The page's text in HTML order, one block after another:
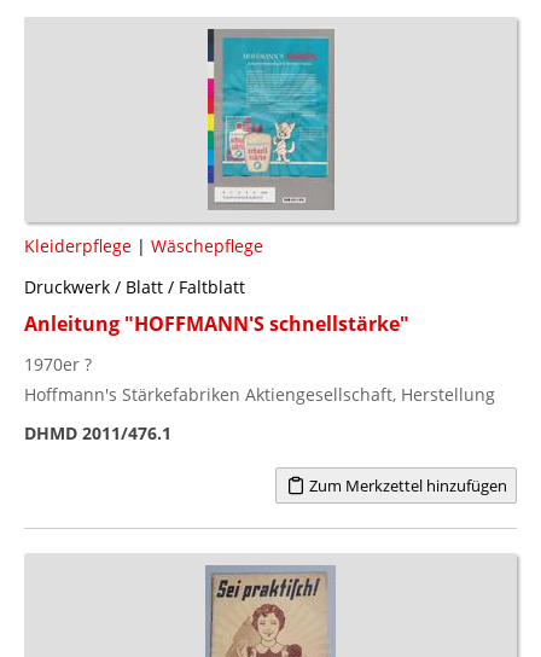
Kleiderpflege | Wäschepflege
Druckwerk / Blatt / Faltblatt
Anleitung "HOFFMANN'S schnellstärke"
1970er ?
Hoffmann's Stärkefabriken Aktiengesellschaft, Herstellung
DHMD 2011/476.1
Zum Merkzettel hinzufügen